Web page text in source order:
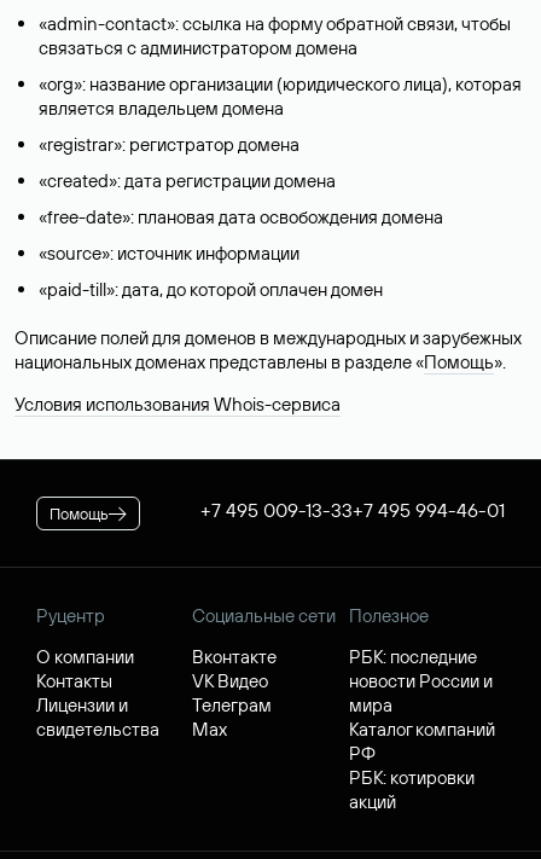
«admin-contact»: ссылка на форму обратной связи, чтобы
связаться с администратором домена
«org»: название организации (юридического лица), которая
является владельцем домена
«registrar»: регистратор домена
«created»: дата регистрации домена
«free-date»: плановая дата освобождения домена
«source»: источник информации
«paid-till»: дата, до которой оплачен домен
Описание полей для доменов в международных и зарубежных
национальных доменах представлены в разделе «Помощь».
Условия использования Whois-сервиса
Помощь +7 495 009-13-33+7 495 994-46-01
Руцентр
О компании
Контакты
Лицензии и
свидетельства
Социальные сети
Вконтакте
VK Видео
Телеграм
Max
Полезное
РБК: последние
новости России и
мира
Каталог компаний
РФ
РБК: котировки
акций